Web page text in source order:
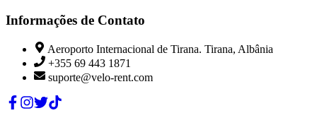
Informações de Contato
Aeroporto Internacional de Tirana. Tirana, Albânia
+355 69 443 1871
suporte@velo-rent.com